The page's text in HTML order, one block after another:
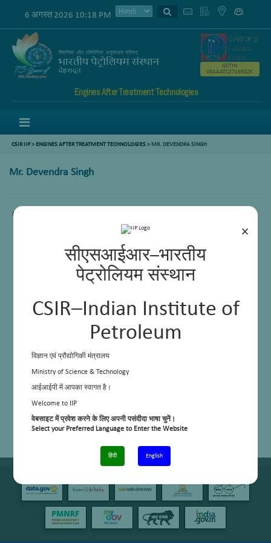
×
सीएसआईआर–भारतीय
पेट्रोलियम संस्थान
CSIR–Indian Institute of
Petroleum
विज्ञान एवं प्रौद्योगिकी मंत्रालय
Ministry of Science & Technology
आईआईपी में आपका स्वागत है।
Welcome to IIP
वेबसाइट में प्रवेश करने के लिए अपनी पसंदीदा भाषा चुनें।
Select your Preferred Language to Enter the Website
हिंदी English
6 अगस्त 2026 10:18 PM
Engines After Treatment Technologies
GSTIN
05AAATC2716R2ZK
CSIR IIP> ENGINES AFTER TREATMENT TECHNOLOGIES> MR. DEVENDRA SINGH
Mr. Devendra Singh
Mr. Devendra Singh, Sr. Sc (Addl)